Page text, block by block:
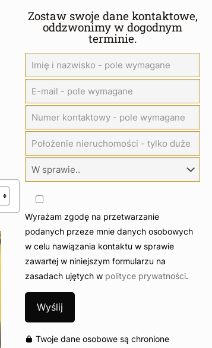
Zostaw swoje dane kontaktowe,
oddzwonimy w dogodnym
terminie.
Wyrażam zgodę na przetwarzanie
podanych przeze mnie danych osobowych
w celu nawiązania kontaktu w sprawie
zawartej w niniejszym formularzu na
zasadach ujętych w polityce prywatności.
Twoje dane osobowe są chronione